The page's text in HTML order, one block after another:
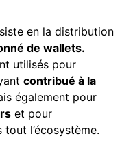
en la distribution
de wallets.
utilisés pour
contribué à la
également pour
et pour
tout l’écosystème.